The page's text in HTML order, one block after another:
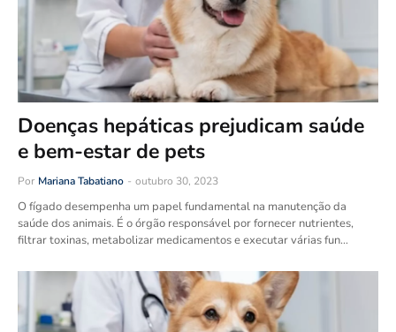
Doenças hepáticas prejudicam saúde
e bem-estar de pets
Por Mariana Tabatiano - outubro 30, 2023
O fígado desempenha um papel fundamental na manutenção da
saúde dos animais. É o órgão responsável por fornecer nutrientes,
filtrar toxinas, metabolizar medicamentos e executar várias fun…